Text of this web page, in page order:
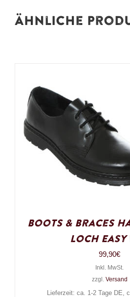
Ähnliche
Boots & Braces
Loch Easy
99,90€
Inkl. MwSt.
zzgl. Versand
Lieferzeit: ca. 1-2 Tage DE,